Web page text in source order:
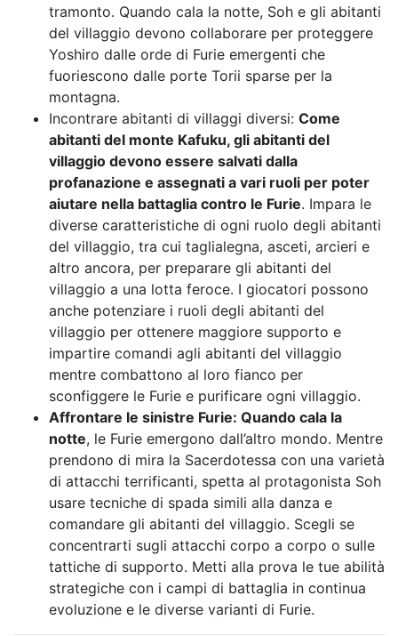
tramonto. Quando cala la notte, Soh e gli abitanti
del villaggio devono collaborare per proteggere
Yoshiro dalle orde di Furie emergenti che
fuoriescono dalle porte Torii sparse per la
montagna.
Incontrare abitanti di villaggi diversi: Come
abitanti del monte Kafuku, gli abitanti del
villaggio devono essere salvati dalla
profanazione e assegnati a vari ruoli per poter
aiutare nella battaglia contro le Furie. Impara le
diverse caratteristiche di ogni ruolo degli abitanti
del villaggio, tra cui taglialegna, asceti, arcieri e
altro ancora, per preparare gli abitanti del
villaggio a una lotta feroce. I giocatori possono
anche potenziare i ruoli degli abitanti del
villaggio per ottenere maggiore supporto e
impartire comandi agli abitanti del villaggio
mentre combattono al loro fianco per
sconfiggere le Furie e purificare ogni villaggio.
Affrontare le sinistre Furie: Quando cala la
notte, le Furie emergono dall’altro mondo. Mentre
prendono di mira la Sacerdotessa con una varietà
di attacchi terrificanti, spetta al protagonista Soh
usare tecniche di spada simili alla danza e
comandare gli abitanti del villaggio. Scegli se
concentrarti sugli attacchi corpo a corpo o sulle
tattiche di supporto. Metti alla prova le tue abilità
strategiche con i campi di battaglia in continua
evoluzione e le diverse varianti di Furie.